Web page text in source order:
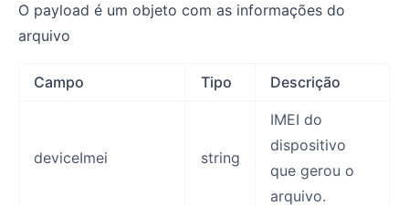
O payload é um objeto com as informações do
arquivo
Campo Tipo Descrição
deviceImei string
IMEI do
dispositivo
que gerou o
arquivo.